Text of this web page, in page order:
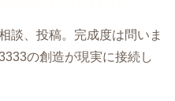
談、投稿。完成度は問いま
の創造が現実に接続し